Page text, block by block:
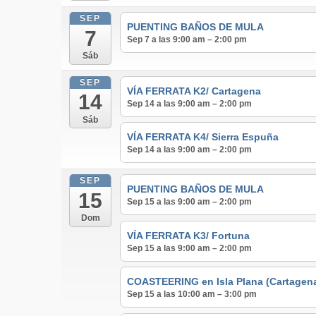
SEP
7
Sáb
PUENTING BAÑOS DE MULA
Sep 7 a las 9:00 am – 2:00 pm
SEP
14
Sáb
VÍA FERRATA K2/ Cartagena
Sep 14 a las 9:00 am – 2:00 pm
VÍA FERRATA K4/ Sierra Espuña
Sep 14 a las 9:00 am – 2:00 pm
SEP
15
Dom
PUENTING BAÑOS DE MULA
Sep 15 a las 9:00 am – 2:00 pm
VÍA FERRATA K3/ Fortuna
Sep 15 a las 9:00 am – 2:00 pm
COASTEERING en Isla Plana
Sep 15 a las 10:00 am – 3:00 pm